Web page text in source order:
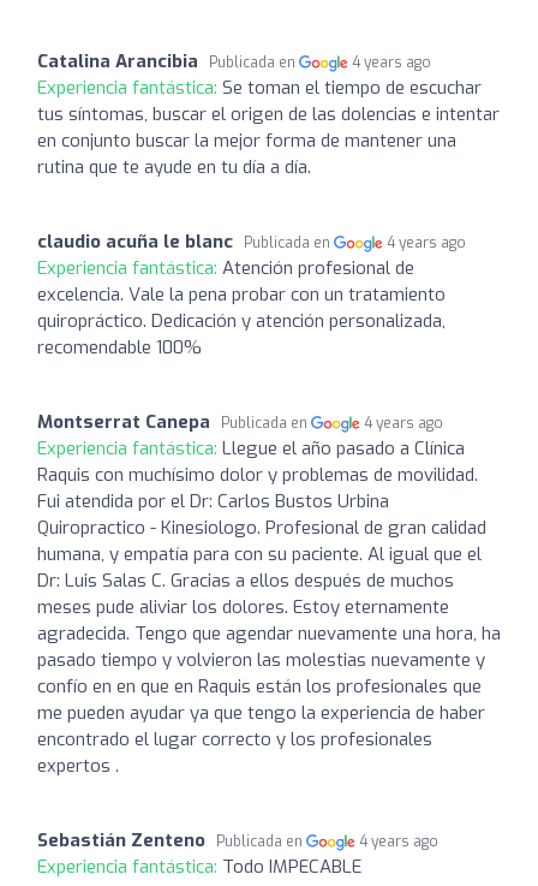
Catalina Arancibia Publicada en 4 years ago
Experiencia fantástica: Se toman el tiempo de escuchar
tus síntomas, buscar el origen de las dolencias e intentar
en conjunto buscar la mejor forma de mantener una
rutina que te ayude en tu día a día.
claudio acuña le blanc Publicada en 4 years ago
Experiencia fantástica: Atención profesional de
excelencia. Vale la pena probar con un tratamiento
quiropráctico. Dedicación y atención personalizada,
recomendable 100%
Montserrat Canepa Publicada en 4 years ago
Experiencia fantástica: Llegue el año pasado a Clínica
Raquis con muchísimo dolor y problemas de movilidad.
Fui atendida por el Dr: Carlos Bustos Urbina
Quiropractico - Kinesiologo. Profesional de gran calidad
humana, y empatía para con su paciente. Al igual que el
Dr: Luis Salas C. Gracias a ellos después de muchos
meses pude aliviar los dolores. Estoy eternamente
agradecida. Tengo que agendar nuevamente una hora, ha
pasado tiempo y volvieron las molestias nuevamente y
confío en en que en Raquis están los profesionales que
me pueden ayudar ya que tengo la experiencia de haber
encontrado el lugar correcto y los profesionales
expertos .
Sebastián Zenteno Publicada en 4 years ago
Experiencia fantástica: Todo IMPECABLE